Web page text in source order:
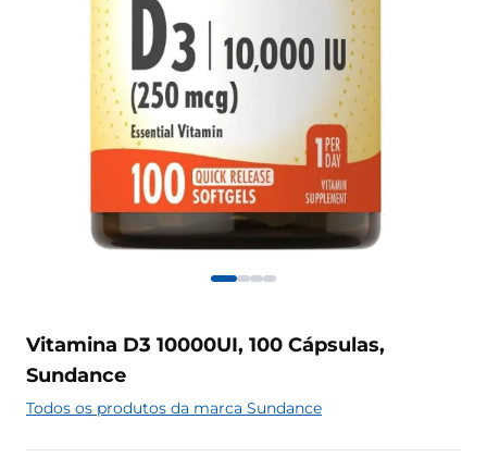
Vitamina D3 10000UI, 100 Cápsulas,
Sundance
Todos os produtos da marca Sundance